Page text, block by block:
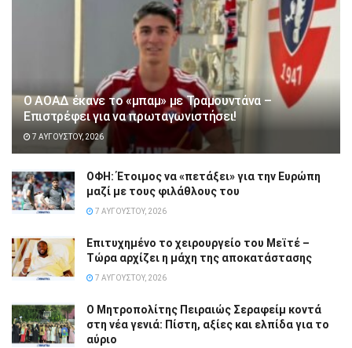
Ο ΑΟΑΔ έκανε το «μπαμ» με Τραμουντάνα –
Επιστρέφει για να πρωταγωνιστήσει!
7 ΑΥΓΟΎΣΤΟΥ, 2026
ΟΦΗ: Έτοιμος να «πετάξει» για την Ευρώπη
μαζί με τους φιλάθλους του
7 ΑΥΓΟΎΣΤΟΥ, 2026
Επιτυχημένο το χειρουργείο του Μεϊτέ –
Τώρα αρχίζει η μάχη της αποκατάστασης
7 ΑΥΓΟΎΣΤΟΥ, 2026
Ο Μητροπολίτης Πειραιώς Σεραφείμ κοντά
στη νέα γενιά: Πίστη, αξίες και ελπίδα για το
αύριο